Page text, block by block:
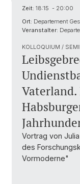
Zeit: 18:15 - 20:00
Ort: Departement
Veranstalter:
KOLLOQUIUM /
Vortrag von
des
Vormoderne"